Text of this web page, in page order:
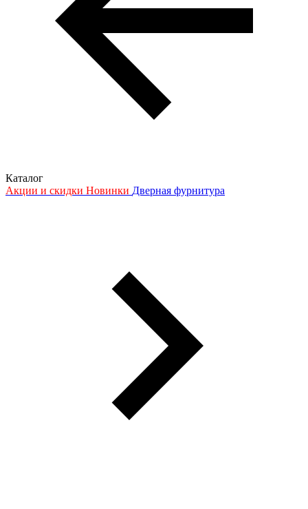
Каталог
Акции и скидки Новинки Дверная фурнитура